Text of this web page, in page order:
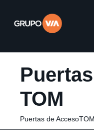
TOM
Puertas de AccesoTOM